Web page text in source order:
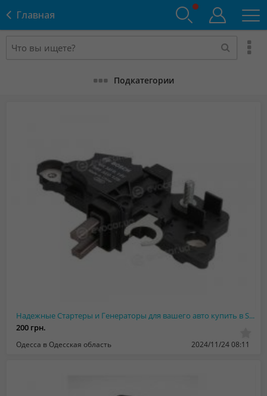
Главная
Подкатегории
Надежные Стартеры и Генераторы для вашего авто купить в SVN-AUTO
200 грн.
Одесса в Одесская область 2024/11/24 08:11